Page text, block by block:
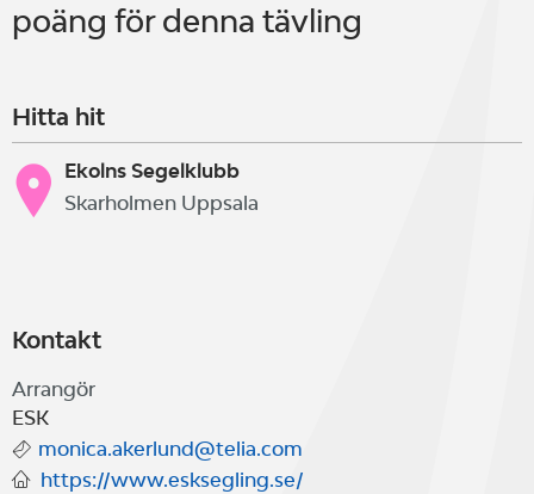
poäng för denna tävling
Hitta hit
Ekolns Segelklubb
Skarholmen Uppsala
Kontakt
Arrangör
ESK
monica.akerlund@telia.com
https://www.esksegling.se/